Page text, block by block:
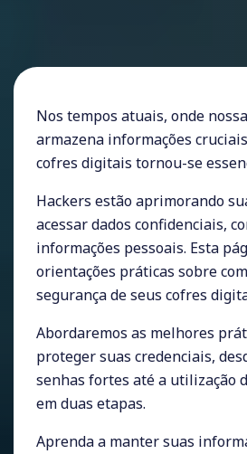
Nos tempos atuais, onde
armazena informações
cofres digitais tornou-se
Hackers estão aprimorando
acessar dados confidenciais,
informações pessoais. Esta
orientações práticas sobre
segurança de seus cofres
Abordaremos as melhores
proteger suas credenciais,
senhas fortes até a utilização
em duas etapas.
Aprenda a manter suas